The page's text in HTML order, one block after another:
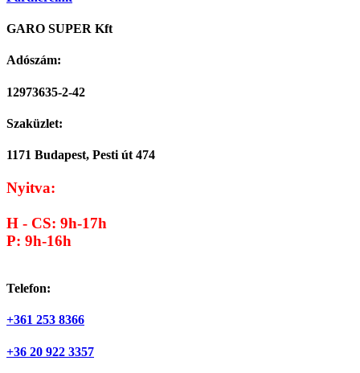
GARO SUPER Kft
Adószám:
12973635-2-42
Szaküzlet:
1171 Budapest, Pesti út 474
Nyitva:
H - CS: 9h-17h
P: 9h-16h
Telefon:
+361 253 8366
+36 20 922 3357